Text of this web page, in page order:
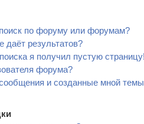
по форуму или форумам?
даёт результатов?
я получил пустую страницу!
форума?
и созданные мной